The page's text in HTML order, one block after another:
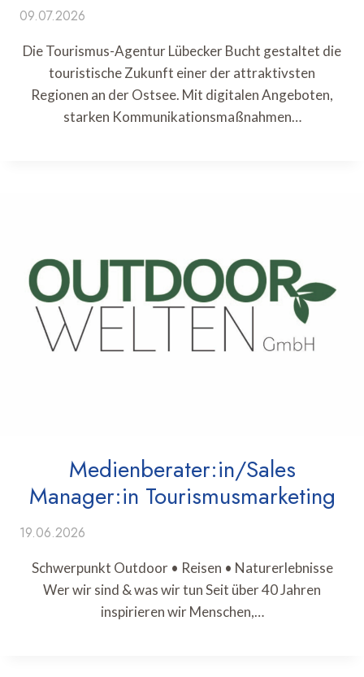
09.07.2026
Die Tourismus-Agentur Lübecker Bucht gestaltet die
touristische Zukunft einer der attraktivsten
Regionen an der Ostsee. Mit digitalen Angeboten,
starken Kommunikationsmaßnahmen…
Medienberater:in/Sales
Manager:in Tourismusmarketing
19.06.2026
Schwerpunkt Outdoor • Reisen • Naturerlebnisse
Wer wir sind & was wir tun Seit über 40 Jahren
inspirieren wir Menschen,…